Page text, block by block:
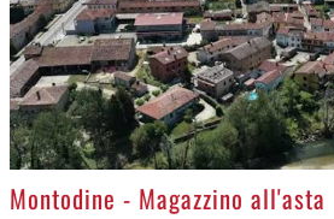
>Montodine - Magazzino all'asta